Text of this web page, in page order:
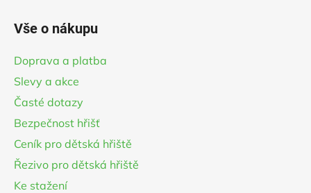
Vše o nákupu
Doprava a platba
Slevy a akce
Časté dotazy
Bezpečnost hřišť
Ceník pro dětská hřiště
Řezivo pro dětská hřiště
Ke stažení